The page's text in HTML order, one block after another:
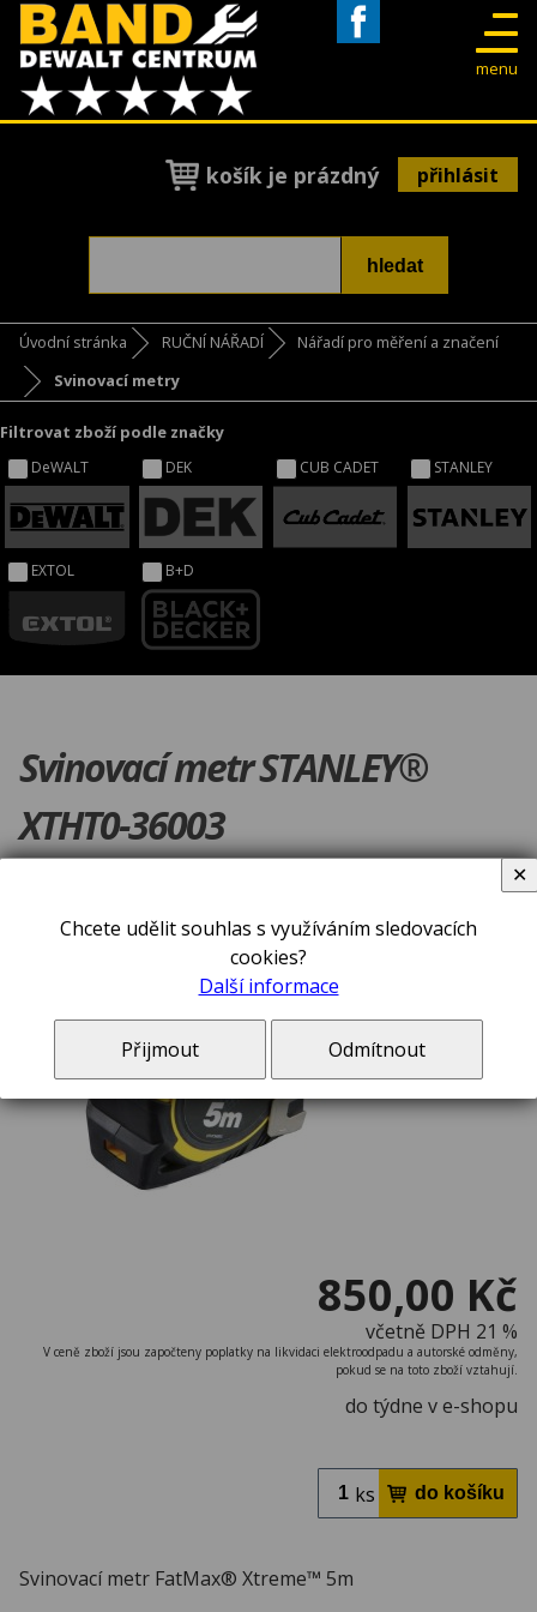
menu
košík je prázdný přihlásit
Úvodní stránka RUČNÍ NÁŘADÍ
Nářadí pro měření a značení
Svinovací metry
Filtrovat zboží podle značky
DeWALT DEK CUB CADET STANLEY
EXTOL B+D
Svinovací metr STANLEY®
XTHT0-36003
850,00 Kč
včetně DPH 21 %
V ceně zboží jsou započteny poplatky na likvidaci elektroodpadu a autorské odměny,
pokud se na toto zboží vztahují.
do týdne v e-shopu
ks
Svinovací metr FatMax® Xtreme™ 5m
Chcete udělit souhlas s využíváním sledovacích
cookies?
Další informace
Přijmout Odmítnout
✕